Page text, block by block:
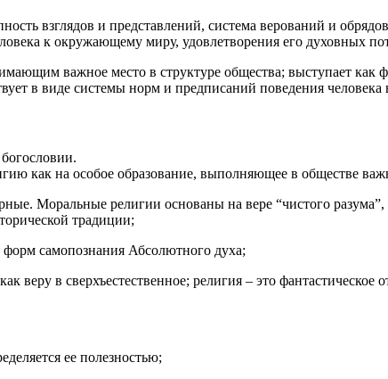
взглядов и представлений, система верований и
к окружающему миру, удовлетворения его духовных
важное место в структуре общества; выступает
в виде системы норм и предписаний поведения человека
как на особое образование, выполняющее в обществе
Моральные религии основаны на вере “чистого
традиции;
форм самопознания Абсолютного духа;
веру в сверхъестественное; религия – это
ее полезностью;